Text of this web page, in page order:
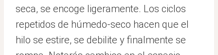
seca, se encoge ligeramente. Los ciclos
repetidos de húmedo-seco hacen que el
hilo se estire, se debilite y finalmente se